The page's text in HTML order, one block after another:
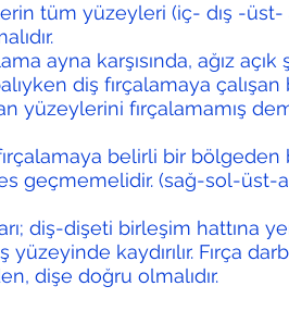
tüm yüzeyleri (iç- dış -üst-
ayna karşısında, ağız açık
diş fırçalamaya
yüzeylerini fırçalamamış
belirli bir bölgeden
geçmemelidir. (sağ-sol-üst-
diş-dişeti birleşim hattına
yüzeyinde kaydırılır. Fırça
dişe doğru olmalıdır.